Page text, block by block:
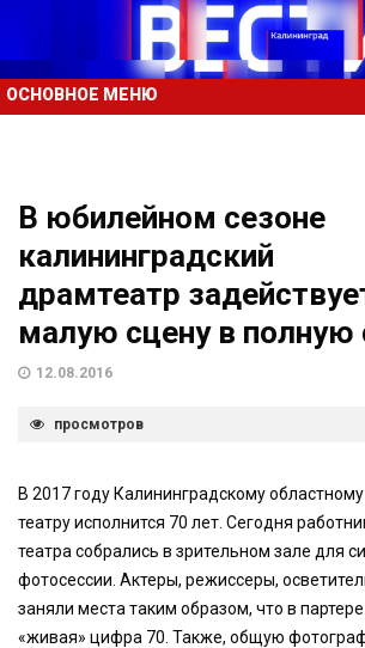
ОСНОВНОЕ МЕНЮ
В юбилейном сезоне
калининградский
драмтеатр
малую сцену в полную
12.08.2016
просмотров
В 2017 году Калининградскому
театру исполнится 70 лет. Сегодня
театра собрались в зрительном зале для
фотосессии. Актеры, режиссеры,
заняли места таким образом, что в
«живая» цифра 70. Также, общую